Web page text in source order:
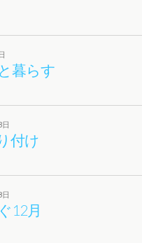
暮らす
付け
12月